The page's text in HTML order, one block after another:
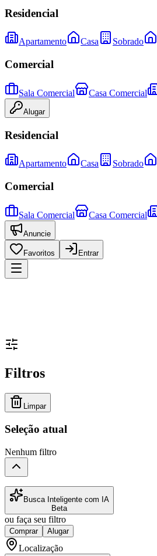
Residencial
Apartamento Casa Sobrado
Comercial
Sala Comercial Casa Comercial
Alugar
Residencial
Apartamento Casa Sobrado
Comercial
Sala Comercial Casa Comercial
Anuncie
Favoritos Entrar
Filtros
Limpar
Seleção atual
Nenhum filtro
Busca Inteligente com IA
Beta
ou faça seu filtro
Comprar Alugar
Localização